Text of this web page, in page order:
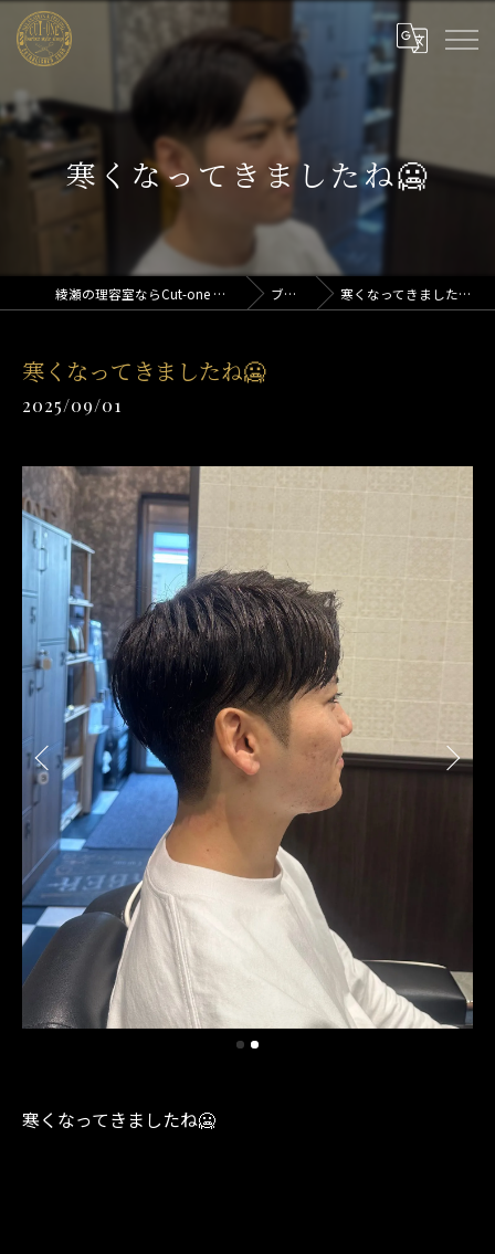
寒くなってきましたね🥶
綾瀬の理容室ならCut-one 綾瀬店 ブログ 寒くなってきましたね🥶
寒くなってきましたね🥶
2025/09/01
寒くなってきましたね🥶